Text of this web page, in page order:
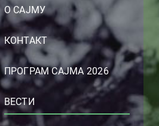
О САЈМУ
КОНТАКТ
ПРОГРАМ САЈМА 2026
ВЕСТИ